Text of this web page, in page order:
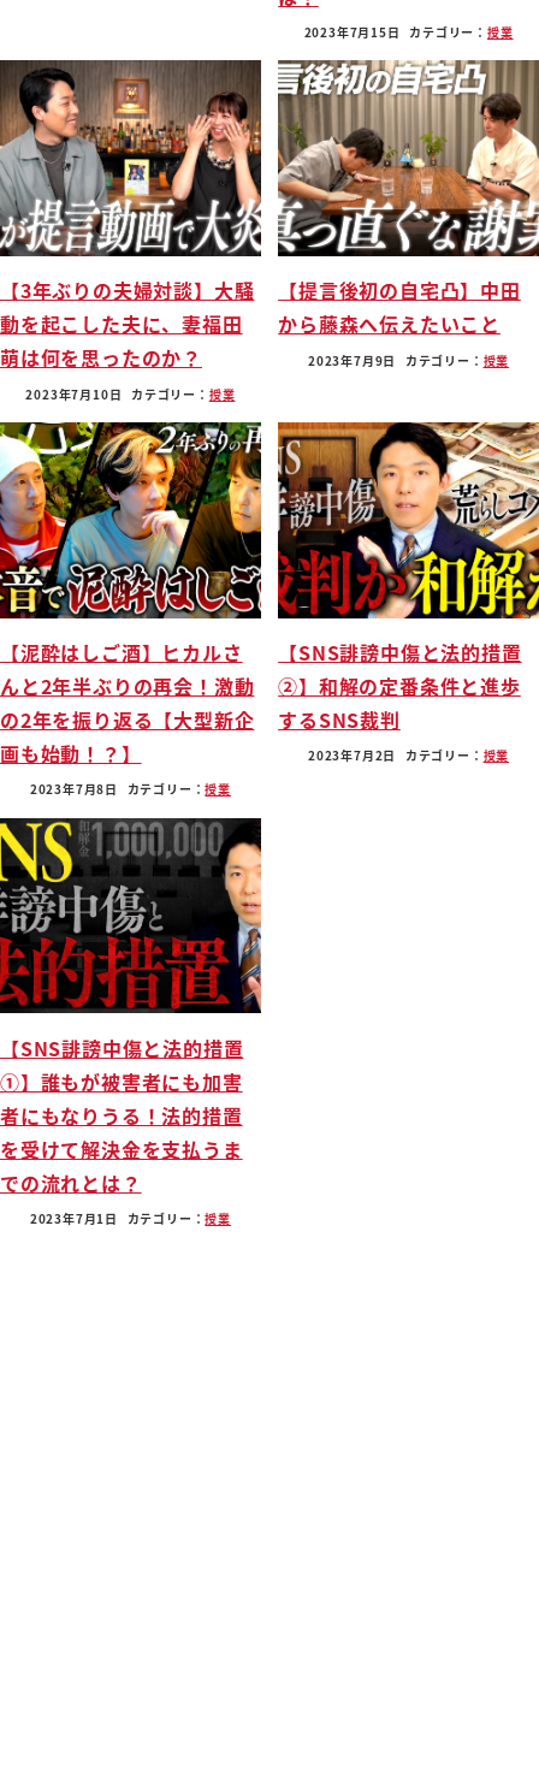
2023年7月15日 カテゴリー： 授業
【3年ぶりの夫婦対談】大騒
動を起こした夫に、妻福田
萌は何を思ったのか？
2023年7月10日 カテゴリー： 授業
【提言後初の自宅凸】中田
から藤森へ伝えたいこと
2023年7月9日 カテゴリー： 授業
【泥酔はしご酒】ヒカルさ
んと2年半ぶりの再会！激動
の2年を振り返る【大型新企
画も始動！？】
2023年7月8日 カテゴリー：授業
【SNS誹謗中傷と法的措置
②】和解の定番条件と進歩
するSNS裁判
2023年7月2日 カテゴリー： 授業
【SNS誹謗中傷と法的措置
①】誰もが被害者にも加害
者にもなりうる！法的措置
を受けて解決金を支払うま
での流れとは？
2023年7月1日 カテゴリー：授業